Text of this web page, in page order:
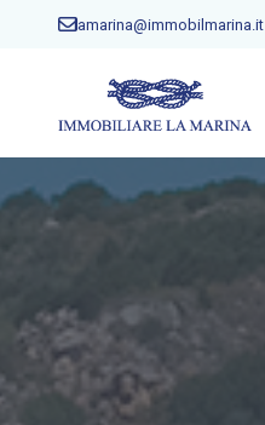
lamarina@immobilmarina.it